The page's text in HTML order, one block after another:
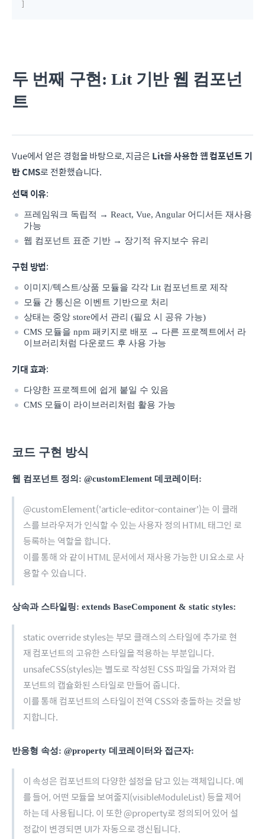
두 번째 구현: Lit 기반 웹 컴포넌
트
Vue에서 얻은 경험을 바탕으로, 지금은 Lit을 사용한 웹 컴포넌트 기
반 CMS로 전환했습니다.
선택 이유:
프레임워크 독립적 → React, Vue, Angular 어디서든 재사용
가능
웹 컴포넌트 표준 기반 → 장기적 유지보수 유리
구현 방법:
이미지/텍스트/상품 모듈을 각각 Lit 컴포넌트로 제작
모듈 간 통신은 이벤트 기반으로 처리
상태는 중앙 store에서 관리 (필요 시 공유 가능)
CMS 모듈을 npm 패키지로 배포 → 다른 프로젝트에서 라
이브러리처럼 다운로드 후 사용 가능
기대 효과:
다양한 프로젝트에 쉽게 붙일 수 있음
CMS 모듈이 라이브러리처럼 활용 가능
코드 구현 방식
웹 컴포넌트 정의: @customElement 데코레이터:
@customElement('article-editor-container')는 이 클래
스를 브라우저가 인식할 수 있는 사용자 정의 HTML 태그인로
등록하는 역할을 합니다.
이를 통해 와 같이 HTML 문서에서 재사용 가능한 UI 요소로 사
용할 수 있습니다.
상속과 스타일링: extends BaseComponent & static styles:
static override styles는 부모 클래스의 스타일에 추가로 현
재 컴포넌트의 고유한 스타일을 적용하는 부분입니다.
unsafeCSS(styles)는 별도로 작성된 CSS 파일을 가져와 컴
포넌트의 캡슐화된 스타일로 만들어 줍니다.
이를 통해 컴포넌트의 스타일이 전역 CSS와 충돌하는 것을 방
지합니다.
반응형 속성: @property 데코레이터와 접근자:
이 속성은 컴포넌트의 다양한 설정을 담고 있는 객체입니다. 예
를 들어, 어떤 모듈을 보여줄지(visibleModuleList) 등을 제어
하는 데 사용됩니다. 이 또한 @property로 정의되어 있어 설
정값이 변경되면 UI가 자동으로 갱신됩니다.